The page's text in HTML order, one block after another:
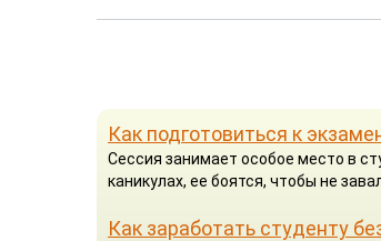
Как подготовиться к
Сессия занимает особое место в
каникулах, ее боятся, чтобы не
Как заработать студенту